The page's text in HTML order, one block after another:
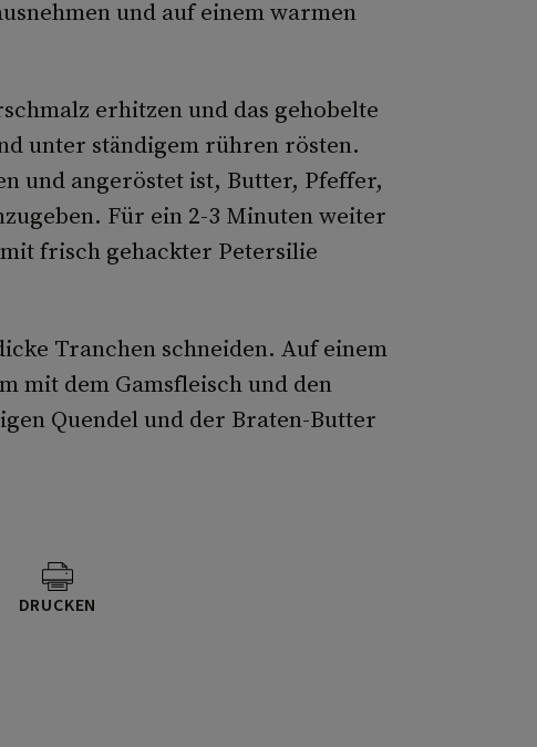
und auf einem warmen
erhitzen und das gehobelte
unter ständigem rühren rösten.
und angeröstet ist, Butter, Pfeffer,
Für ein 2-3 Minuten weiter
frisch gehackter Petersilie
Tranchen schneiden. Auf einem
mit dem Gamsfleisch und den
Quendel und der Braten-Butter
DRUCKEN